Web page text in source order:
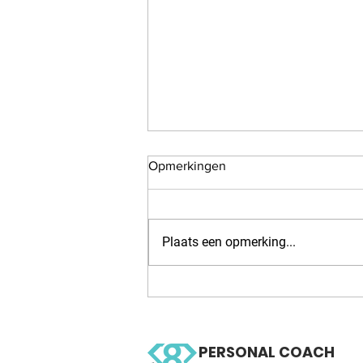
Opmerkingen
Plaats een opmerking...
PERSONAL COACH